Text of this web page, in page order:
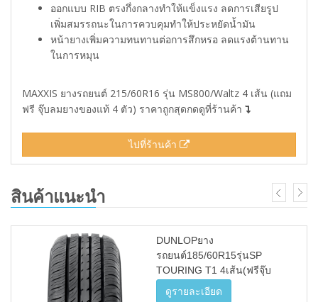
ออกแบบ RIB ตรงกึ่งกลางทำให้แข็งแรง ลดการเสียรูป
เพิ่มสมรรถนะในการควบคุมทำให้ประหยัดน้ำมัน
หน้ายางเพิ่มความทนทานต่อการสึกหรอ ลดแรงต้านทาน
ในการหมุน
MAXXIS ยางรถยนต์ 215/60R16 รุ่น MS800/Waltz 4 เส้น (แถม
ฟรี จุ๊บลมยางของแท้ 4 ตัว) ราคาถูกสุดกดดูที่ร้านค้า
ไปที่ร้านค้า
สินค้าแนะนำ
DUNLOPยาง
รถยนต์185/60R15รุ่นSP
TOURING T1 4เส้น(ฟรีจุ๊บ
ดูรายละเอียด